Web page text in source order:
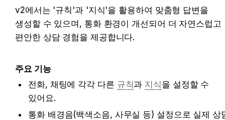
v2에서는 '규칙'과 '지식'을 활용하여 맞춤형 답변을
생성할 수 있으며, 통화 환경이 개선되어 더 자연스럽고
편안한 상담 경험을 제공합니다.
주요 기능
전화, 채팅에 각각 다른 규칙과 지식을 설정할 수
있어요.
통화 배경음(백색소음, 사무실 등) 설정으로 실제 상